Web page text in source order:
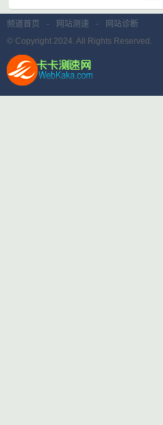
频道首页 - 网站测速 -
网站诊断
© Copyright 2024. All Rights Reserved.